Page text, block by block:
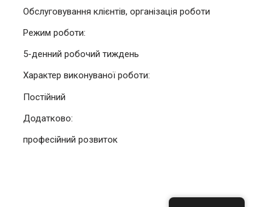
Обслуговування клієнтів, організація роботи
Режим роботи:
5-денний робочий тиждень
Характер виконуваної роботи:
Постійний
Додатково:
професійний розвиток